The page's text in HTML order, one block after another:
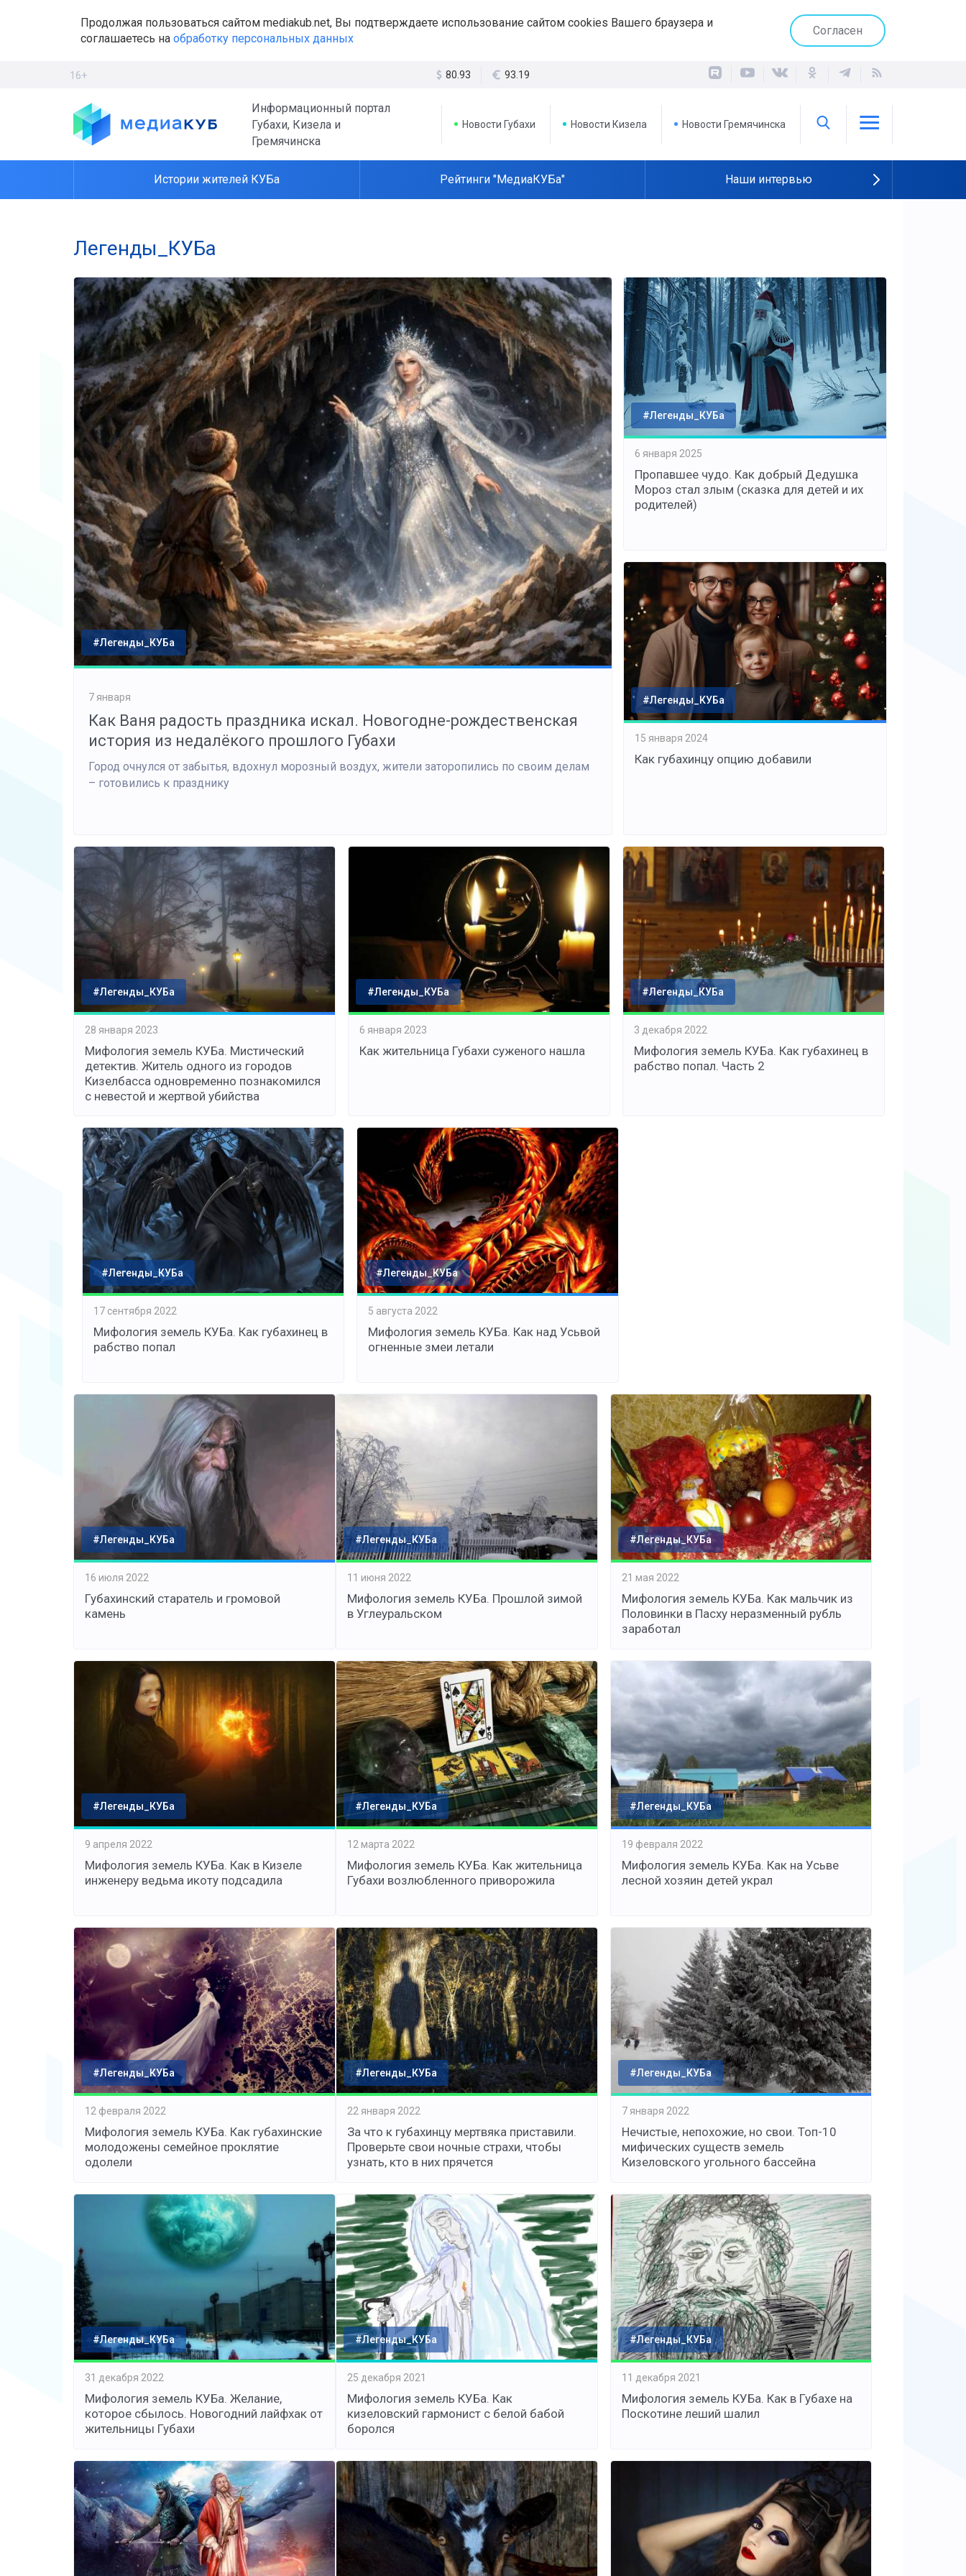
Продолжая пользоваться сайтом mediakub.net, Вы подтверждаете использование сайтом cookies Вашего браузера и
соглашаетесь на обработку персональных данных
Согласен
16+ 80.93 93.19
Информационный портал
Губахи, Кизела и
Гремячинска
Новости Губахи Новости Кизела Новости Гремячинска
Истории жителей КУБа Рейтинги "МедиаКУБа" Наши интервью
Легенды_КУБа
#Легенды_КУБа
7 января
Как Ваня радость праздника искал. Новогодне-рождественская
история из недалёкого прошлого Губахи
Город очнулся от забытья, вдохнул морозный воздух, жители заторопились по своим делам
– готовились к празднику
#Легенды_КУБа
6 января 2025
Пропавшее чудо. Как добрый Дедушка
Мороз стал злым (сказка для детей и их
родителей)
#Легенды_КУБа
15 января 2024
Как губахинцу опцию добавили
#Легенды_КУБа
28 января 2023
Мифология земель КУБа. Мистический
детектив. Житель одного из городов
Кизелбасса одновременно познакомился
с невестой и жертвой убийства
#Легенды_КУБа
6 января 2023
Как жительница Губахи суженого нашла
#Легенды_КУБа
3 декабря 2022
Мифология земель КУБа. Как губахинец в
рабство попал. Часть 2
#Легенды_КУБа
17 сентября 2022
Мифология земель КУБа. Как губахинец в
рабство попал
#Легенды_КУБа
5 августа 2022
Мифология земель КУБа. Как над Усьвой
огненные змеи летали
#Легенды_КУБа
16 июля 2022
Губахинский старатель и громовой
камень
#Легенды_КУБа
11 июня 2022
Мифология земель КУБа. Прошлой зимой
в Углеуральском
#Легенды_КУБа
21 мая 2022
Мифология земель КУБа. Как мальчик из
Половинки в Пасху неразменный рубль
заработал
#Легенды_КУБа
9 апреля 2022
Мифология земель КУБа. Как в Кизеле
инженеру ведьма икоту подсадила
#Легенды_КУБа
12 марта 2022
Мифология земель КУБа. Как жительница
Губахи возлюбленного приворожила
#Легенды_КУБа
19 февраля 2022
Мифология земель КУБа. Как на Усьве
лесной хозяин детей украл
#Легенды_КУБа
12 февраля 2022
Мифология земель КУБа. Как губахинские
молодожены семейное проклятие
одолели
#Легенды_КУБа
22 января 2022
За что к губахинцу мертвяка приставили.
Проверьте свои ночные страхи, чтобы
узнать, кто в них прячется
#Легенды_КУБа
7 января 2022
Нечистые, непохожие, но свои. Топ-10
мифических существ земель
Кизеловского угольного бассейна
#Легенды_КУБа
31 декабря 2022
Мифология земель КУБа. Желание,
которое сбылось. Новогодний лайфхак от
жительницы Губахи
#Легенды_КУБа
25 декабря 2021
Мифология земель КУБа. Как
кизеловский гармонист с белой бабой
боролся
#Легенды_КУБа
11 декабря 2021
Мифология земель КУБа. Как в Губахе на
Поскотине леший шалил